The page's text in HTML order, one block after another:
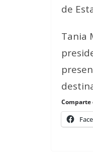
de
Tania
Comparte